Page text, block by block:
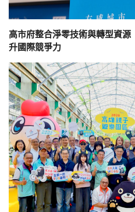
高市府整合淨零技術與轉型資
升國際競爭力